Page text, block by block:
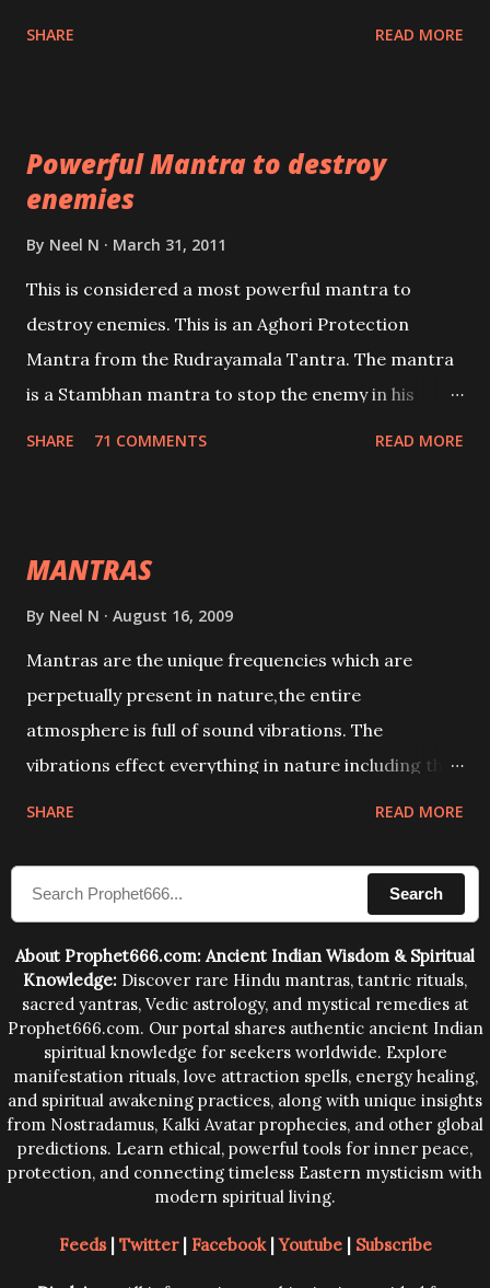
lead a contented life.
SHARE READ MORE
Powerful Mantra to destroy
enemies
By Neel N March 31, 2011
This is considered a most powerful mantra to
destroy enemies. This is an Aghori Protection
Mantra from the Rudrayamala Tantra. The mantra
is a Stambhan mantra to stop the enemy in his
SHARE 71 COMMENTS READ MORE
MANTRAS
By Neel N August 16, 2009
Mantras are the unique frequencies which are
perpetually present in nature,the entire
atmosphere is full of sound vibrations. The
vibrations effect everything in nature including the
compose the mantras can change the destiny of
human beings.The benefits can only be judged after
SHARE READ MORE
Search
About Prophet666.com: Ancient Indian Wisdom & Spiritual
Knowledge: Discover rare Hindu mantras, tantric rituals,
sacred yantras, Vedic astrology, and mystical remedies at
Prophet666.com. Our portal shares authentic ancient Indian
spiritual knowledge for seekers worldwide. Explore
manifestation rituals, love attraction spells, energy healing,
and spiritual awakening practices, along with unique insights
from Nostradamus, Kalki Avatar prophecies, and other global
predictions. Learn ethical, powerful tools for inner peace,
protection, and connecting timeless Eastern mysticism with
modern spiritual living.
Feeds| Twitter| Facebook|Youtube| Subscribe